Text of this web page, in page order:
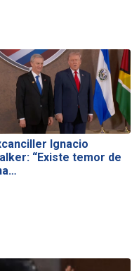
Ignacio
“Existe temor de